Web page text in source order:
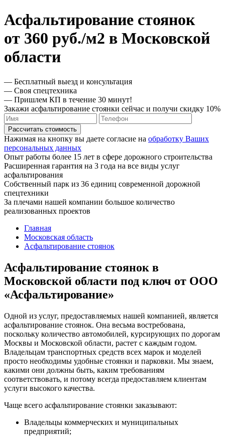
Асфальтирование стоянок
от 360 руб./м2 в Московской
области
— Бесплатный выезд и консультация
— Своя спецтехника
— Пришлем КП в течение 30 минут!
Закажи асфальтирование стоянки сейчас и получи скидку 10%
Рассчитать стоимость
Нажимая на кнопку вы даете согласие на обработку Ваших
персональных данных
Опыт работы более 15 лет в сфере дорожного строительства
Расширенная гарантия на 3 года на все виды услуг
асфальтирования
Собственный парк из 36 единиц современной дорожной
спецтехники
За плечами нашей компании большое количество
реализованных проектов
Главная
Московская область
Асфальтирование стоянок
Асфальтирование стоянок в
Московской области под ключ от ООО
«Асфальтирование»
Одной из услуг, предоставляемых нашей компанией, является
асфальтирование стоянок. Она весьма востребована,
поскольку количество автомобилей, курсирующих по дорогам
Москвы и Московской области, растет с каждым годом.
Владельцам транспортных средств всех марок и моделей
просто необходимы удобные стоянки и парковки. Мы знаем,
какими они должны быть, каким требованиям
соответствовать, и потому всегда предоставляем клиентам
услуги высокого качества.
Чаще всего асфальтирование стоянки заказывают:
Владельцы коммерческих и муниципальных
предприятий;